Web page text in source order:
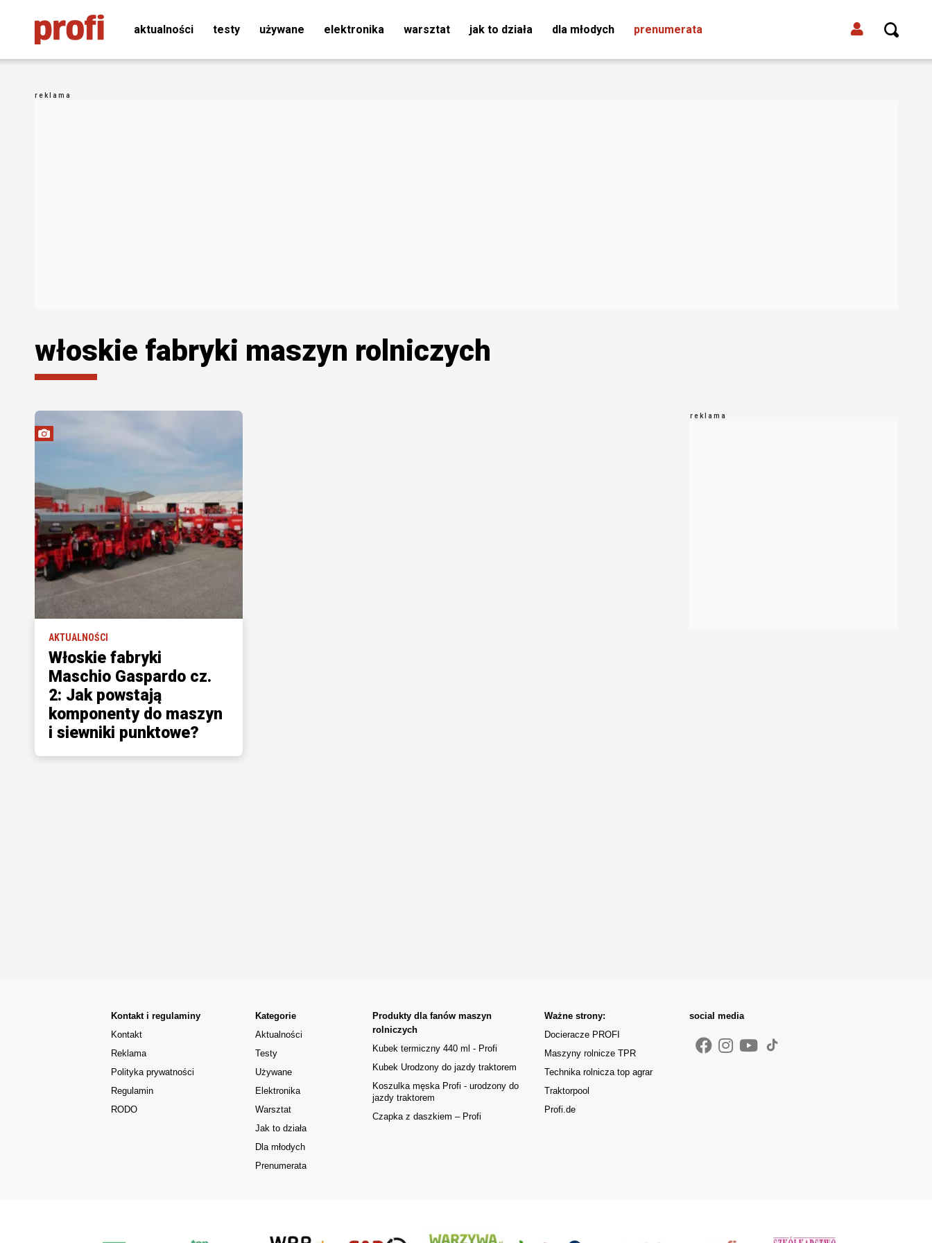
aktualności testy używane elektronika warsztat jak to działa dla młodych prenumerata
włoskie fabryki maszyn rolniczych
AKTUALNOŚCI
Włoskie fabryki
Maschio Gaspardo cz.
2: Jak powstają
komponenty do maszyn
i siewniki punktowe?
Kontakt i regulaminy
Kontakt
Reklama
Polityka prywatności
Regulamin
RODO
Kategorie
Aktualności
Testy
Używane
Elektronika
Warsztat
Jak to działa
Dla młodych
Prenumerata
Produkty dla fanów maszyn
rolniczych
Kubek termiczny 440 ml - Profi
Kubek Urodzony do jazdy traktorem
Koszulka męska Profi - urodzony do
jazdy traktorem
Czapka z daszkiem – Profi
Ważne strony:
Docieracze PROFI
Maszyny rolnicze TPR
Technika rolnicza top agrar
Traktorpool
Profi.de
social media